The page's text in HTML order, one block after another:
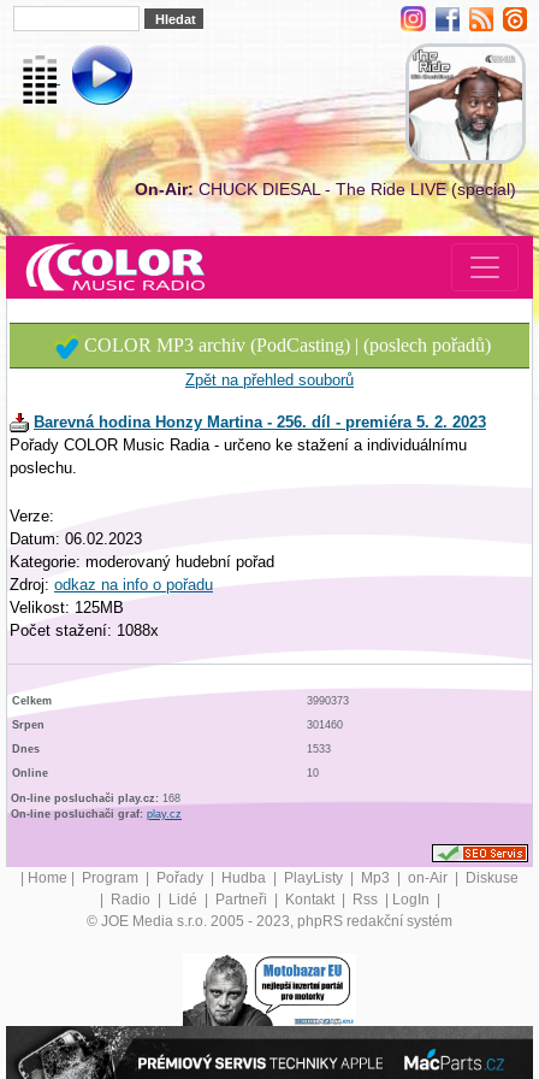
On-Air:CHUCK DIESAL - The Ride LIVE (special)
COLOR MP3 archiv (PodCasting) | (poslech pořadů)
Zpět na přehled souborů
Barevná hodina Honzy Martina - 256. díl - premiéra 5. 2. 2023
Pořady COLOR Music Radia - určeno ke stažení a individuálnímu
poslechu.
Verze:
Datum: 06.02.2023
Kategorie: moderovaný hudební pořad
Zdroj: odkaz na info o pořadu
Velikost: 125MB
Počet stažení: 1088x
Celkem
3990373
Srpen
301460
Dnes
1533
Online
10
On-line posluchači play.cz: 168
On-line posluchači graf: play.cz
| Home | Program | Pořady | Hudba | PlayListy | Mp3 | on-Air | Diskuse
| Radio | Lidé | Partneři | Kontakt | Rss | LogIn |
© JOE Media s.r.o. 2005 - 2023, phpRS redakční systém